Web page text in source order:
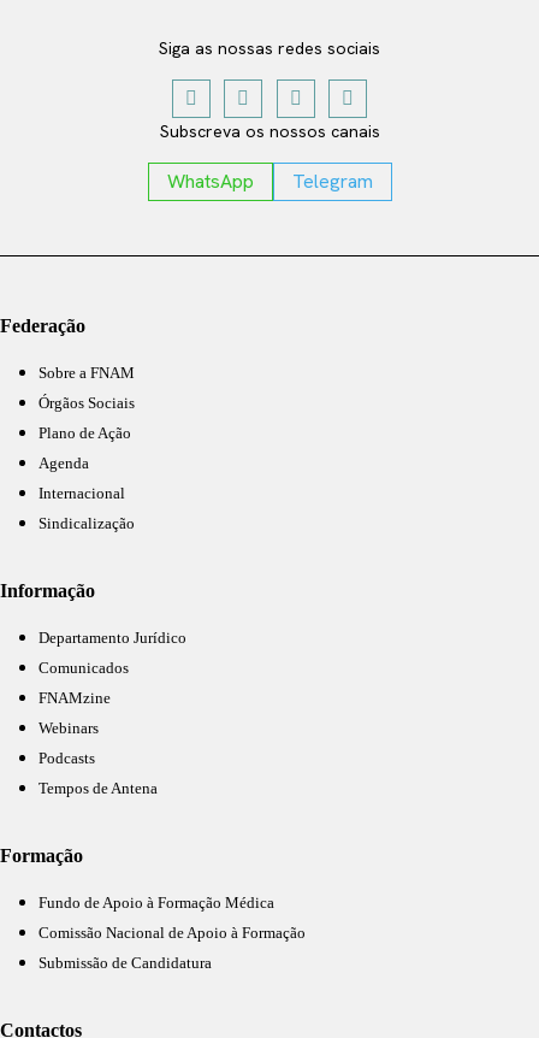
Siga as nossas redes sociais
Subscreva os nossos canais
WhatsApp Telegram
Federação
Sobre a FNAM
Órgãos Sociais
Plano de Ação
Agenda
Internacional
Sindicalização
Informação
Departamento Jurídico
Comunicados
FNAMzine
Webinars
Podcasts
Tempos de Antena
Formação
Fundo de Apoio à Formação Médica
Comissão Nacional de Apoio à Formação
Submissão de Candidatura
Contactos